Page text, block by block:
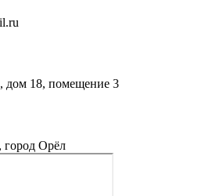
дом 18, помещение 3
город Орёл